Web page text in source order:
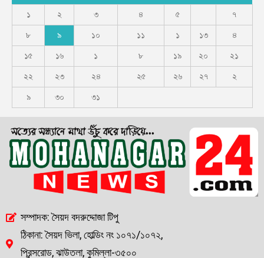
১ ২ ৩ ৪ ৫ ৭
৮ ৯ ১০ ১১ ১ ১৩ ৪
১৫ ১৬ ১ ৮ ১৯ ২০ ২১
২২ ২৩ ২৪ ২৫ ২৬ ২৭ ২
৯ ৩০ ৩১
সম্পাদক: সৈয়দ বদরুদ্দোজা টিপু
ঠিকানা: সৈয়দ ভিলা, হোল্ডিং নং ১০৭১/১০৭২,
প্রিন্সরোড, ঝাউতলা, কুমিল্লা-৩৫০০